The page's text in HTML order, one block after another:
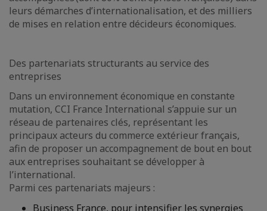
leurs démarches d’internationalisation, et des milliers
de mises en relation entre décideurs économiques.
Des partenariats structurants au service des
entreprises
Dans un environnement économique en constante
mutation, CCI France International s’appuie sur un
réseau de partenaires clés, représentant les
principaux acteurs du commerce extérieur français,
afin de proposer un accompagnement de bout en bout
aux entreprises souhaitant se développer à
l’international.
Parmi ces partenariats majeurs :
Business France, pour intensifier les synergies